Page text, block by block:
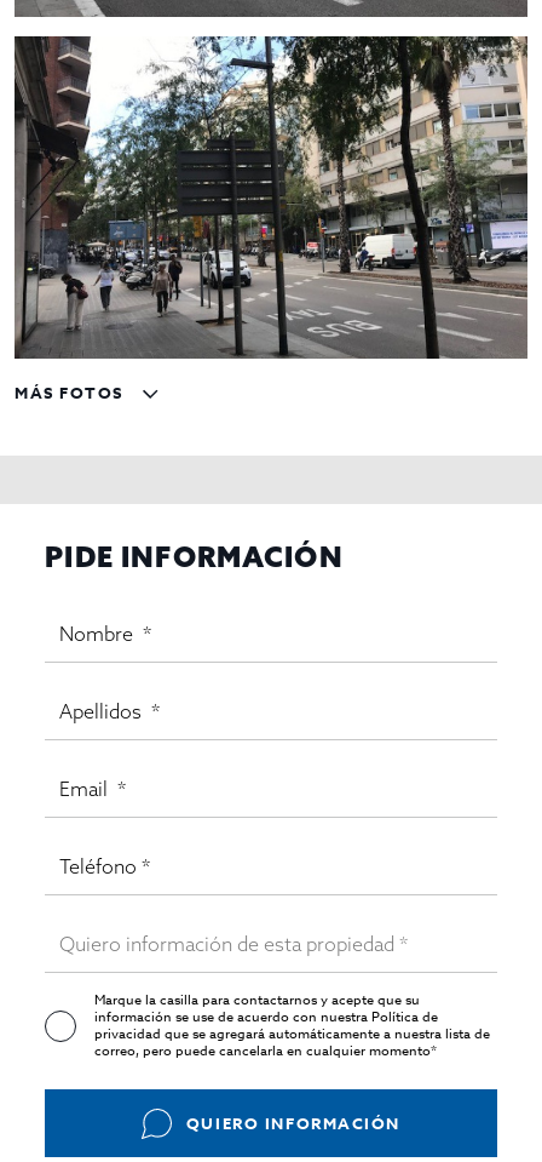
MÁS FOTOS
PIDE INFORMACIÓN
Marque la casilla para contactarnos y acepte que su
información se use de acuerdo con nuestraPolítica de
privacidadque se agregará automáticamente a nuestra lista de
correo, pero puede cancelarla en cualquier momento*
QUIERO INFORMACIÓN